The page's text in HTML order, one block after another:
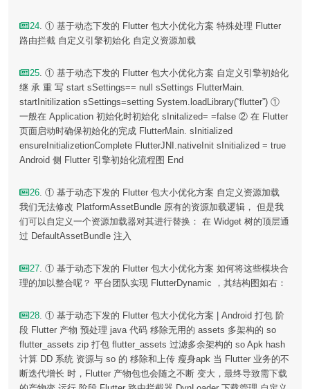
24. ① 基于动态下发的 Flutter 包大小优化方案 特殊处理 Flutter
路由拦截 自定义引擎初始化 自定义资源加载
25. ① 基于动态下发的 Flutter 包大小优化方案 自定义引擎初始化
继 承 重 写 start sSettings== null sSettings FlutterMain.
startInitilization sSettings=setting System.loadLibrary(“flutter”) ①
一般在 Application 初始化时初始化 sInitalized= =false ② 在 Flutter
页面启动时确保初始化的完成 FlutterMain. sInitialized
ensureInitializetionComplete FlutterJNI.nativeInit sInitialized = true
Android 侧 Flutter 引擎初始化流程图 End
26. ① 基于动态下发的 Flutter 包大小优化方案 自定义资源加载
我们无法修改 PlatformAssetBundle 原有的资源加载逻辑， 但是我
们可以自定义一个资源加载器对其进行替换： 在 Widget 树的顶层通
过 DefaultAssetBundle 注入
27. ① 基于动态下发的 Flutter 包大小优化方案 如何将这些模块合
理的加以整合呢？ 平台团队实现 FlutterDynamic ，其结构图如右：
28. ① 基于动态下发的 Flutter 包大小优化方案 | Android 打包 阶
段 Flutter 产物 预处理 java 代码 移除无用的 assets 多架构的 so
flutter_assets zip 打包 flutter_assets 过滤多余架构的 so Apk hash
计算 DD 系统 资源与 so 的 移除和上传 瘦身apk 当 Flutter 业务的不
断迭代增⻓ 时，Flutter 产物包也会随之不断 变大，最终导致需下载